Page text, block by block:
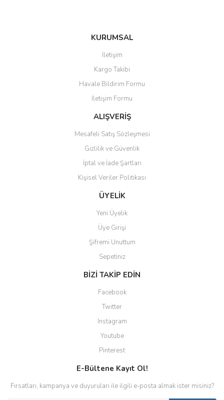
Gönder
KURUMSAL
İletişim
Kargo Takibi
Havale Bildirim Formu
İletişim Formu
ALIŞVERİŞ
Mesafeli Satış Sözleşmesi
Gizlilik ve Güvenlik
İptal ve İade Şartları
Kişisel Veriler Politikası
ÜYELİK
Yeni Üyelik
Üye Girişi
Şifremi Unuttum
Sepetiniz
BİZİ TAKİP EDİN
Facebook
Twitter
Instagram
Youtube
Pinterest
E-Bültene Kayıt Ol!
Fırsatları, kampanya ve duyuruları ile ilgili e-posta almak ister misiniz?